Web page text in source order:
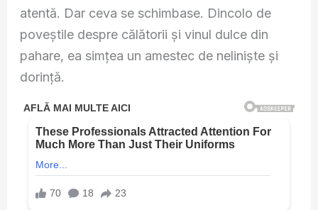
atentă. Dar ceva se schimbase. Dincolo de
poveștile despre călătorii și vinul dulce din
pahare, ea simțea un amestec de neliniște și
dorință.